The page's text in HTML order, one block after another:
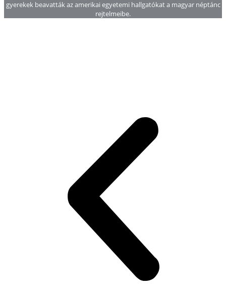
gyerekek beavatták az amerikai egyetemi hallgatókat a magyar néptánc
rejtelmeibe.